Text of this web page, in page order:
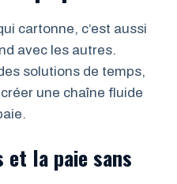
cartonne, c’est aussi
avec les autres.
solutions de temps,
une chaîne fluide
et la paie sans